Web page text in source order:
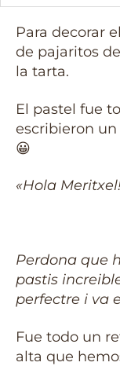
Para decorar
de pajaritos
la tarta.
El pastel fue
escribieron
😀
«Hola
Perdona que
pastis
perfectre i va
Fue todo un
alta que